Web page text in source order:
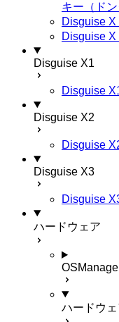
キー（ドン
Disguise X
Disguise X
Disguise X1
Disguise
Disguise X2
Disguise
Disguise X3
Disguise
ハードウェア
ハードウ